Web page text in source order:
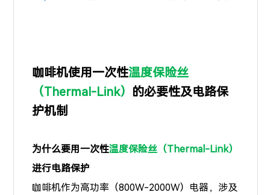
咖啡机使用一次性温度保险丝
（Thermal-Link） 的必要性及电路保
护机制
为什么要用一次性温度保险丝（Thermal-Link）
进行电路保护
咖啡机作为高功率（800W-2000W）电器，涉及